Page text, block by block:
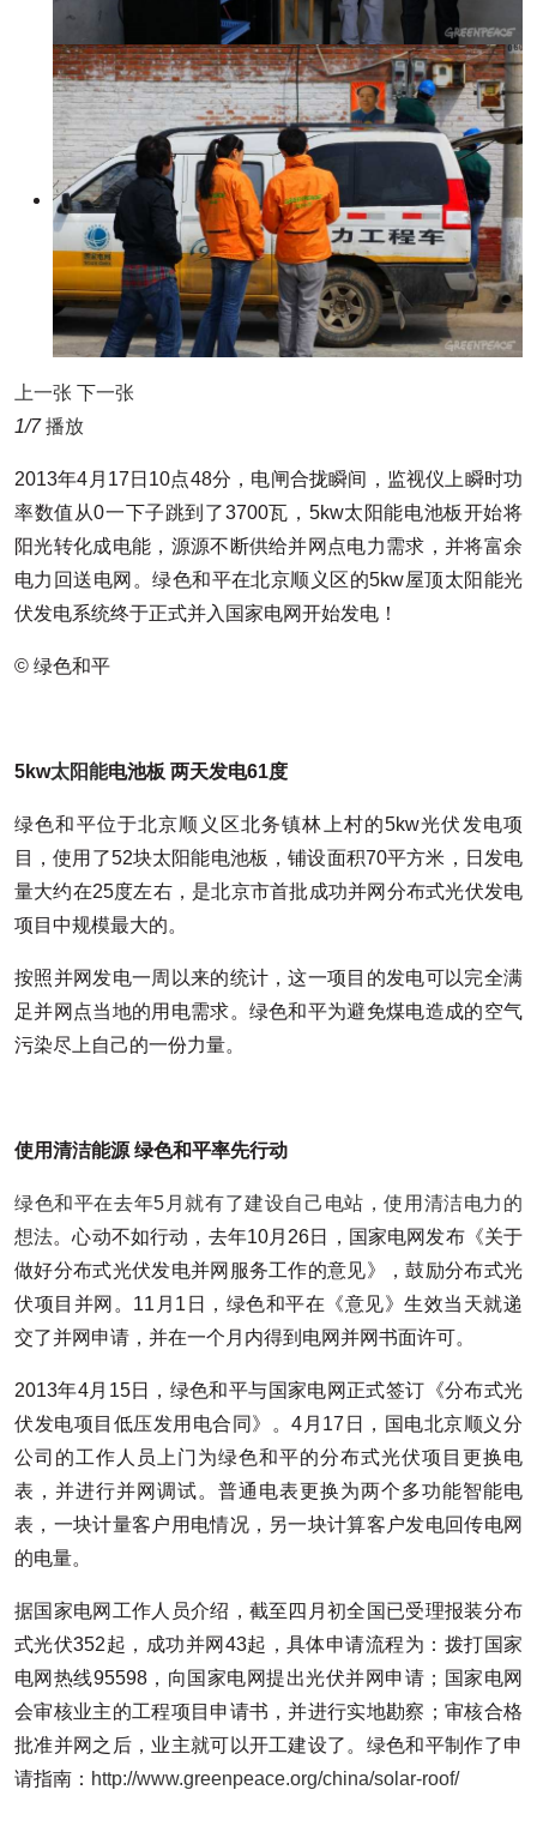
上一张 下一张
1/7 播放
2013年4月17日10点48分，电闸合拢瞬间，监视仪上瞬时功
率数值从0一下子跳到了3700瓦，5kw太阳能电池板开始将
阳光转化成电能，源源不断供给并网点电力需求，并将富余
电力回送电网。绿色和平在北京顺义区的5kw屋顶太阳能光
伏发电系统终于正式并入国家电网开始发电！
© 绿色和平
5kw太阳能电池板 两天发电61度
绿色和平位于北京顺义区北务镇林上村的5kw光伏发电项
目，使用了52块太阳能电池板，铺设面积70平方米，日发电
量大约在25度左右，是北京市首批成功并网分布式光伏发电
项目中规模最大的。
按照并网发电一周以来的统计，这一项目的发电可以完全满
足并网点当地的用电需求。绿色和平为避免煤电造成的空气
污染尽上自己的一份力量。
使用清洁能源 绿色和平率先行动
绿色和平在去年5月就有了建设自己电站，使用清洁电力的
想法。心动不如行动，去年10月26日，国家电网发布《关于
做好分布式光伏发电并网服务工作的意见》，鼓励分布式光
伏项目并网。11月1日，绿色和平在《意见》生效当天就递
交了并网申请，并在一个月内得到电网并网书面许可。
2013年4月15日，绿色和平与国家电网正式签订《分布式光
伏发电项目低压发用电合同》。4月17日，国电北京顺义分
公司的工作人员上门为绿色和平的分布式光伏项目更换电
表，并进行并网调试。普通电表更换为两个多功能智能电
表，一块计量客户用电情况，另一块计算客户发电回传电网
的电量。
据国家电网工作人员介绍，截至四月初全国已受理报装分布
式光伏352起，成功并网43起，具体申请流程为：拨打国家
电网热线95598，向国家电网提出光伏并网申请；国家电网
会审核业主的工程项目申请书，并进行实地勘察；审核合格
批准并网之后，业主就可以开工建设了。绿色和平制作了申
请指南： http://www.greenpeace.org/china/solar-roof/